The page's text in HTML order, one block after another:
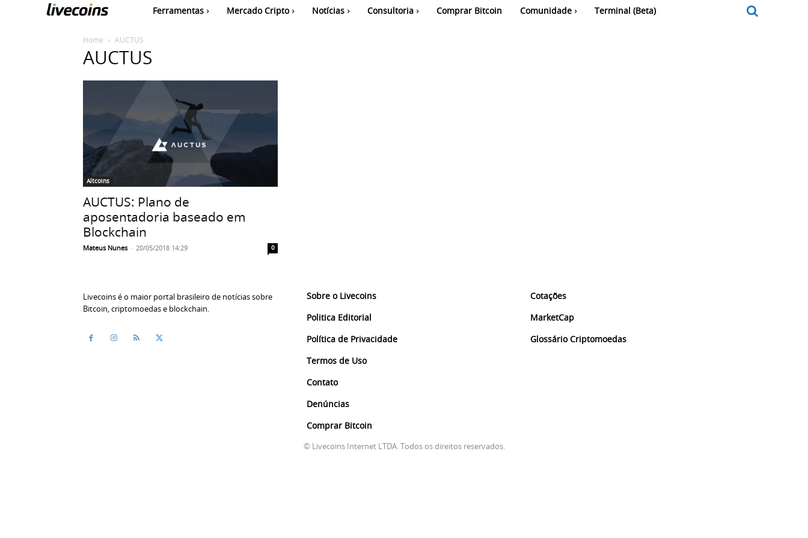
Ferramentas Mercado Cripto Notícias Consultoria Comprar Bitcoin Comunidade Terminal (Beta)
Home AUCTUS
AUCTUS
Altcoins
AUCTUS: Plano de
aposentadoria baseado em
Blockchain
Mateus Nunes - 20/05/2018 14:29 0
Livecoins é o maior portal brasileiro de notícias sobre
Bitcoin, criptomoedas e blockchain.
Sobre o Livecoins
Politica Editorial
Política de Privacidade
Termos de Uso
Contato
Denúncias
Comprar Bitcoin
Cotações
MarketCap
Glossário Criptomoedas
© Livecoins Internet LTDA. Todos os direitos reservados.